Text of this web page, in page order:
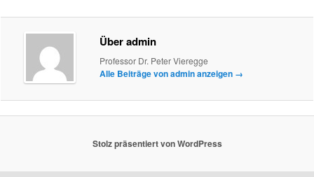
Über admin
Professor Dr. Peter Vieregge
Alle Beiträge von admin anzeigen →
Stolz präsentiert von WordPress